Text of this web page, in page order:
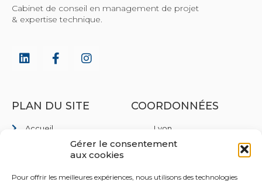
Gérer le consentement
aux cookies
Pour offrir les meilleures expériences, nous utilisons des technologies
Cabinet de conseil en management de projet
& expertise technique.
PLAN DU SITE
Accueil
Qui sommes nous
Rejoignez-nous
COORDONNÉES
Lyon
35 Rue de Marseille,